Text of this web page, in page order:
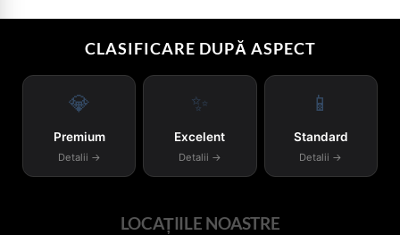
CLASIFICARE DUPĂ ASPECT
💎
Premium
Detalii →
✨
Excelent
Detalii →
📱
Standard
Detalii →
LOCAȚIILE NOASTRE